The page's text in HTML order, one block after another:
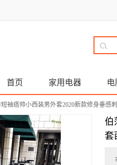
首页 家用电器
袖痞帅小西装男外套2020新款修身垂感
伯
套